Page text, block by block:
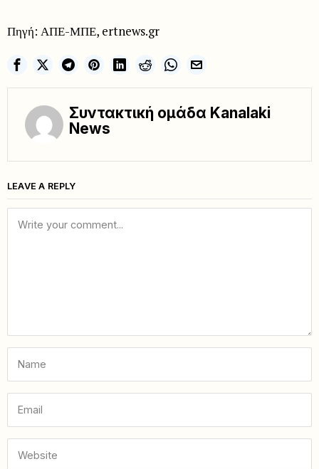
Πηγή: ΑΠΕ-ΜΠΕ, ertnews.gr
Συντακτική ομάδα Kanalaki
News
LEAVE A REPLY